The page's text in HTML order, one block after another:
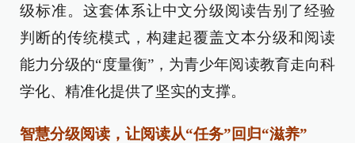
级标准。这套体系让中文分级阅读告别了经验
判断的传统模式，构建起覆盖文本分级和阅读
能力分级的“度量衡”，为青少年阅读教育走向科
学化、精准化提供了坚实的支撑。
智慧分级阅读，让阅读从“任务”回归“滋养”